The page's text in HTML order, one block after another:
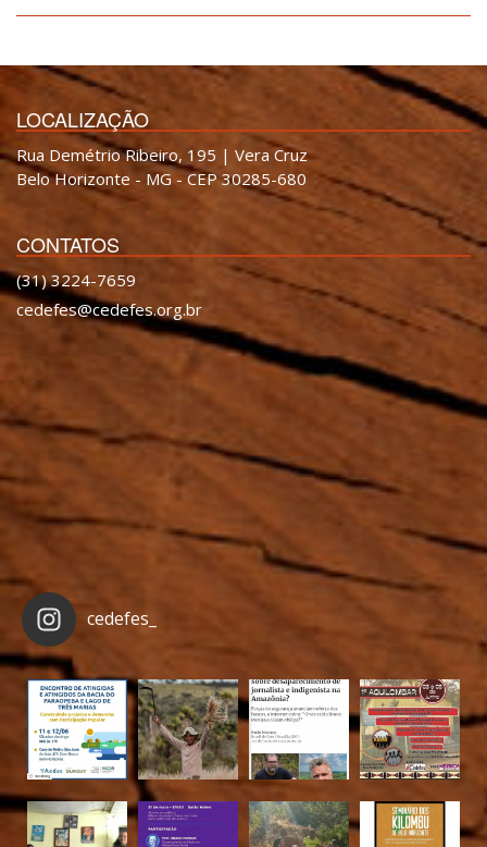
LOCALIZAÇÃO
Rua Demétrio Ribeiro, 195 | Vera Cruz
Belo Horizonte - MG - CEP 30285-680
CONTATOS
(31) 3224-7659
cedefes@cedefes.org.br
cedefes_